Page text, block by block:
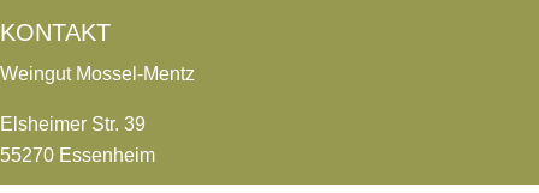
KONTAKT
Weingut Mossel-Mentz
Elsheimer Str. 39
55270 Essenheim